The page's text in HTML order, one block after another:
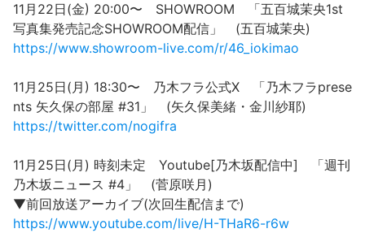
11月22日(金) 20:00〜 SHOWROOM 「五百城茉央1st
写真集発売記念SHOWROOM配信」 (五百城茉央)
https://www.showroom-live.com/r/46_iokimao
11月25日(月) 18:30〜 乃木フラ公式X 「乃木フラprese
nts 矢久保の部屋 #31」 (矢久保美緒・金川紗耶)
https://twitter.com/nogifra
11月25日(月) 時刻未定 Youtube[乃木坂配信中] 「週刊
乃木坂ニュース #4」 (菅原咲月)
▼前回放送アーカイブ(次回生配信まで)
https://www.youtube.com/live/H-THaR6-r6w